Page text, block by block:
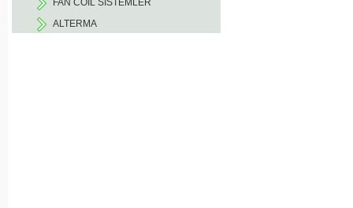
FAN COİL SİSTEMLER
ALTERMA